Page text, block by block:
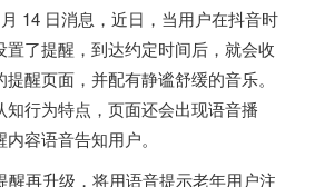
14 日消息，近日，当用户在抖音时
置了提醒，到达约定时间后，就会收
醒页面，并配有静谧舒缓的音乐。
行为特点， 页面还会出现语音播
内容语音告知用户。